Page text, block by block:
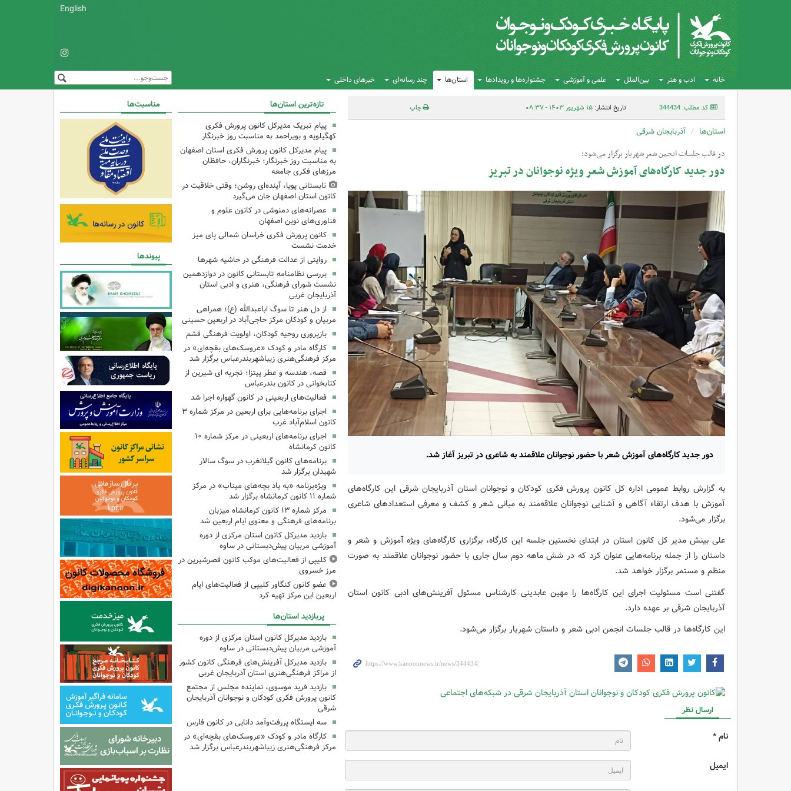
English
خانه ادب و هنر بین‌الملل علمی و آموزشی جشنواره‌ها و رویدادها استان‌ها چند رسانه‌ای خبرهای داخلی
کد مطلب: 344434 تاریخ انتشار:۱۵ شهریور ۱۴۰۳ - ۰۸:۳۷ چاپ
استان‌ها آذربایجان شرقی
در قالب جلسات انجمن شعر شهریار برگزار می‌شود:
دور جدید کارگاه‌های آموزش شعر ویژه نوجوانان در تبریز
دور جدید کارگاه‌های آموزش شعر با حضور نوجوانان علاقمند به شاعری در تبریز آغاز شد.
به گزارش روابط عمومی اداره کل کانون پرورش فکری کودکان و نوجوانان استان آذربایجان شرقی این کارگاه‌های
آموزش با هدف ارتقاء آگاهی و آشنایی نوجوانان علاقه‌مند به مبانی شعر و کشف و معرفی استعدادهای شاعری
برگزار می‌شود.
علی بینش مدیر کل کانون استان در ابتدای نخستین جلسه این کارگاه، برگزاری کارگاه‌های ویژه آموزش و شعر و
داستان را از جمله برنامه‌هایی عنوان کرد که در شش ماهه دوم سال جاری با حضور نوجوانان علاقمند به صورت
منظم و مستمر برگزار خواهد شد.
گفتنی است مسئولیت اجرای این کارگاه‌ها را مهین عابدینی کارشناس مسئول آفرینش‌های ادبی کانون استان
آذربایجان شرقی بر عهده دارد.
این کارگاه‌ها در قالب جلسات انجمن ادبی شعر و داستان شهریار برگزار می‌شود.
ارسال نظر
نام *
ایمیل
تازه‌ترین استان‌ها
پیام تبریک مدیرکل کانون پرورش فکری
کهگیلویه و بویراحمد به مناسبت روز خبرنگار
پیام مدیرکل کانون پرورش فکری استان اصفهان
به مناسبت روز خبرنگار؛ خبرنگاران، حافظان
مرزهای فکری جامعه
تابستانی پویا، آینده‌ای روشن؛ وقتی خلاقیت در
کانون استان اصفهان جان می‌گیرد
عصرانه‌های دمنوشی در کانون علوم و
فناوری‌های نوین اصفهان
کانون پرورش فکری خراسان شمالی پای میز
خدمت نشست
روایتی از عدالت فرهنگی در حاشیه شهرها
بررسی نظامنامه تابستانی کانون در دوازدهمین
نشست شورای فرهنگی، هنری و ادبی استان
آذربایجان غربی
از دل هنر تا سوگ اباعبدالله (ع)؛ همراهی
مربیان و کودکان مرکز حاجی‌آباد در اربعین حسینی
بازپروری روحیه کودکان، اولویت فرهنگی قشم
کارگاه مادر و کودک «عروسک‌های بقچه‌ای» در
مرکز فرهنگی‌هنری زیباشهربندرعباس برگزار شد
قصه، هندسه و عطر پیتزا؛ تجربه ای شیرین از
کتابخوانی در کانون بندرعباس
فعالیت‌های اربعینی در کانون گهواره اجرا شد
اجرای برنامه‌هایی برای اربعین در مرکز شماره ۳
کانون اسلام‌آباد غرب
اجرای برنامه‌های اربعینی در مرکز شماره ۱۰
کانون کرمانشاه
برنامه‌های کانون گیلانغرب در سوگ سالار
شهیدان برگزار شد
ویژه‌برنامه «به یاد بچه‌های میناب» در مرکز
شماره ۱۱ کانون کرمانشاه برگزار شد
مرکز شماره ۱۳ کانون کرمانشاه میزبان
برنامه‌های فرهنگی و معنوی ایام اربعین شد
بازدید مدیرکل کانون استان مرکزی از دوره
آموزشی مربیان پیش‌دبستانی در ساوه
کلیپی از فعالیت‌های موکب کانون قصرشیرین در
مرز خسروی
عضو کانون کنگاور کلیپی از فعالیت‌های ایام
اربعین این مرکز تهیه کرد
پربازدید استان‌ها
بازدید مدیرکل کانون استان مرکزی از دوره
آموزشی مربیان پیش‌دبستانی در ساوه
بازدید مدیرکل آفرینش‌های فرهنگی کانون کشور
از مراکز فرهنگی‌هنری استان آذربایجان غربی
بازدید فرید موسوی، نماینده مجلس از مجتمع
کانون پرورش فکری کودکان و نوجوانان آذربایجان
شرقی
سه ایستگاه پررفت‌وآمد دانایی در کانون فارس
کارگاه مادر و کودک «عروسک‌های بقچه‌ای» در
مرکز فرهنگی‌هنری زیباشهربندرعباس برگزار شد
مناسبت‌ها
پیوندها